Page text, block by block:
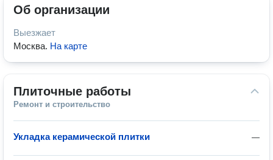
Об организации
Выезжает
Москва. На карте
Плиточные работы
Ремонт и строительство
—
Укладка керамической плитки